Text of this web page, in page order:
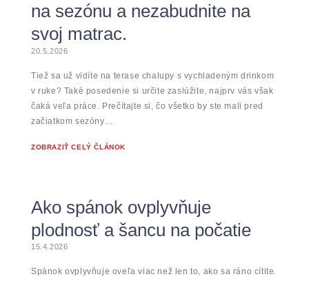
na sezónu a nezabudnite na
svoj matrac.
20.5.2026
Tiež sa už vidíte na terase chalupy s vychladeným drinkom
v ruke? Také posedenie si určite zaslúžite, najprv vás však
čaká veľa práce. Prečítajte si, čo všetko by ste mali pred
začiatkom sezóny…
ZOBRAZIŤ CELÝ ČLÁNOK
Ako spánok ovplyvňuje
plodnosť a šancu na počatie
15.4.2026
Spánok ovplyvňuje oveľa viac než len to, ako sa ráno cítite.